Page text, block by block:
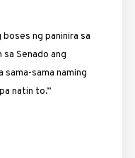
boses ng paninira sa
Senado ang
sama-sama naming
natin to.”